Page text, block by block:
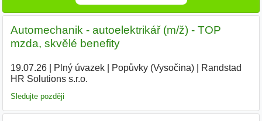
Automechanik - autoelektrikář (m/ž) - TOP
mzda, skvělé benefity
19.07.26| Plný úvazek| Popůvky (Vysočina)|
Randstad
HR Solutions s.r.o.
Sledujte později